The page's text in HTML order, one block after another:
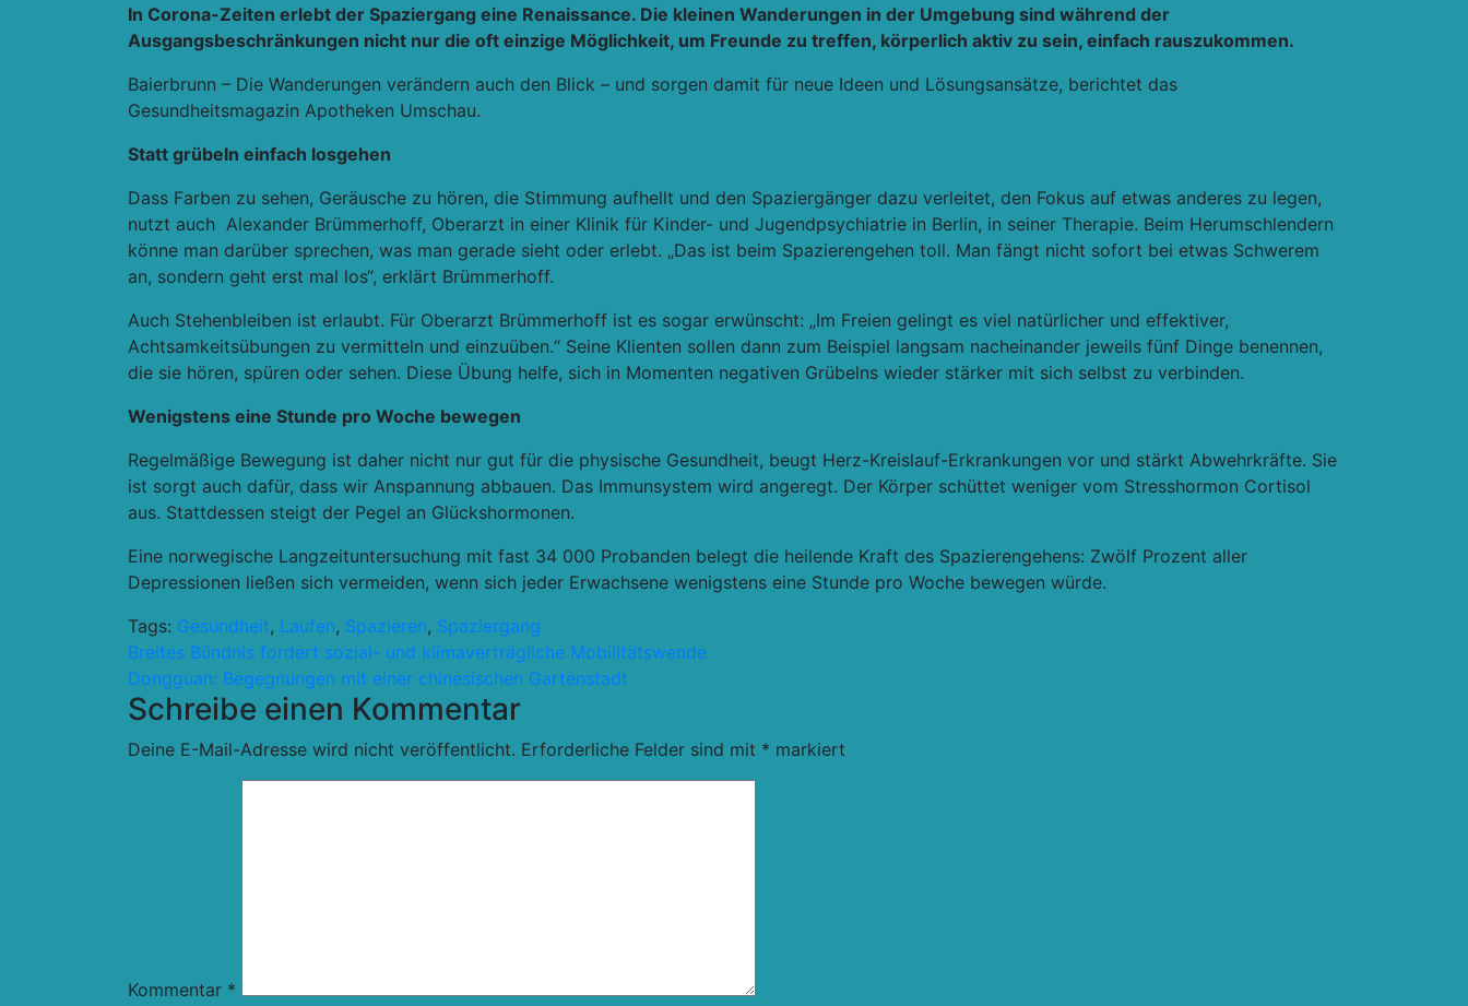
In Corona-Zeiten erlebt der Spaziergang eine Renaissance. Die kleinen Wanderungen in der Umgebung sind während der
Ausgangsbeschränkungen nicht nur die oft einzige Möglichkeit, um Freunde zu treffen, körperlich aktiv zu sein, einfach rauszukommen.
Baierbrunn – Die Wanderungen verändern auch den Blick – und sorgen damit für neue Ideen und Lösungsansätze, berichtet das
Gesundheitsmagazin Apotheken Umschau.
Statt grübeln einfach losgehen
Dass Farben zu sehen, Geräusche zu hören, die Stimmung aufhellt und den Spaziergänger dazu verleitet, den Fokus auf etwas anderes zu legen,
nutzt auch Alexander Brümmerhoff, Oberarzt in einer Klinik für Kinder- und Jugendpsychiatrie in Berlin, in seiner Therapie. Beim Herumschlendern
könne man darüber sprechen, was man gerade sieht oder erlebt. „Das ist beim Spazierengehen toll. Man fängt nicht sofort bei etwas Schwerem
an, sondern geht erst mal los“, erklärt Brümmerhoff.
Auch Stehenbleiben ist erlaubt. Für Oberarzt Brümmerhoff ist es sogar erwünscht: „Im Freien gelingt es viel natürlicher und effektiver,
Achtsamkeitsübungen zu vermitteln und einzuüben.“ Seine Klienten sollen dann zum Beispiel langsam nacheinander jeweils fünf Dinge benennen,
die sie hören, spüren oder sehen. Diese Übung helfe, sich in Momenten negativen Grübelns wieder stärker mit sich selbst zu verbinden.
Wenigstens eine Stunde pro Woche bewegen
Regelmäßige Bewegung ist daher nicht nur gut für die physische Gesundheit, beugt Herz-Kreislauf-Erkrankungen vor und stärkt Abwehrkräfte. Sie
ist sorgt auch dafür, dass wir Anspannung abbauen. Das Immunsystem wird angeregt. Der Körper schüttet weniger vom Stresshormon Cortisol
aus. Stattdessen steigt der Pegel an Glückshormonen.
Eine norwegische Langzeituntersuchung mit fast 34 000 Probanden belegt die heilende Kraft des Spazierengehens: Zwölf Prozent aller
Depressionen ließen sich vermeiden, wenn sich jeder Erwachsene wenigstens eine Stunde pro Woche bewegen würde.
Tags: Gesundheit, Laufen, Spazieren, Spaziergang
Beitragsnavigation
Breites Bündnis fordert sozial- und klimaverträgliche Mobilitätswende
Dongguan: Begegnungen mit einer chinesischen Gartenstadt
Schreibe einen Kommentar
Deine E-Mail-Adresse wird nicht veröffentlicht. Erforderliche Felder sind mit * markiert
Kommentar *